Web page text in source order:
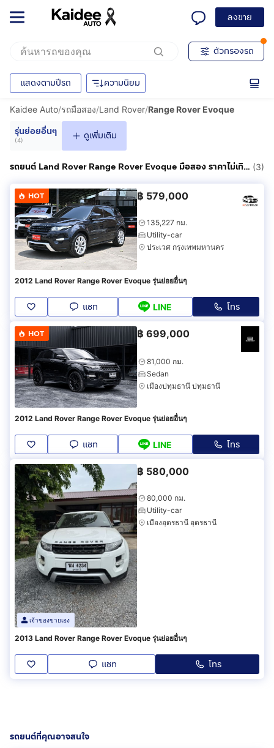
ลงขาย
ตัวกรองรถ
แสดงตามปีรถ ความนิยม
Kaidee Auto/รถมือสอง/Land Rover/Range Rover Evoque
รุ่นย่อยอื่นๆ
(4) ดูเพิ่มเติม
รถยนต์ Land Rover Range Rover Evoque มือสอง ราคาไม่เกิน 700,000฿ (3)
HOT ฿ 579,000
135,227 กม.
Utility-car
ประเวศ กรุงเทพมหานคร
2012 Land Rover Range Rover Evoque รุ่นย่อยอื่นๆ
แชท LINE โทร
HOT ฿ 699,000
81,000 กม.
Sedan
เมืองปทุมธานี ปทุมธานี
2012 Land Rover Range Rover Evoque รุ่นย่อยอื่นๆ
แชท LINE โทร
เจ้าของขายเอง
฿ 580,000
80,000 กม.
Utility-car
เมืองอุดรธานี อุดรธานี
2013 Land Rover Range Rover Evoque รุ่นย่อยอื่นๆ
แชท โทร
รถยนต์ที่คุณอาจสนใจ